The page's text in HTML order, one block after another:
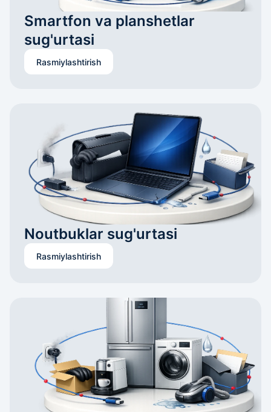
Smartfon va planshetlar
sug'urtasi
Rasmiylashtirish
Noutbuklar sug'urtasi
Rasmiylashtirish